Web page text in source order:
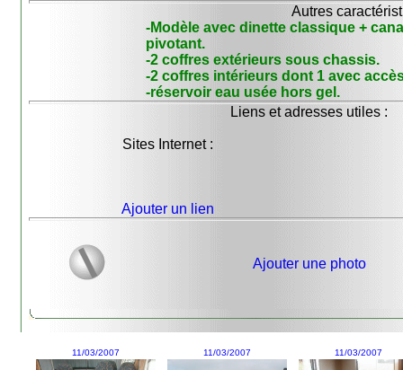
Autres
-Modèle avec dinette classique +
pivotant.
-2 coffres extérieurs sous chassis.
-2 coffres intérieurs dont 1 avec
-réservoir eau usée hors gel.
Liens et adresses utiles :
Sites Internet :
Ajouter un lien
Ajouter une photo
11/03/2007 11/03/2007 11/03/2007